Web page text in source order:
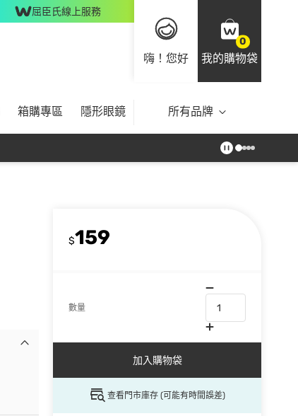
屈臣氏線上服務
嗨！您好
0
我的購物袋
箱購專區 隱形眼鏡 所有品牌
$159
數量
加入購物袋
查看門市庫存 (可能有時間誤差)